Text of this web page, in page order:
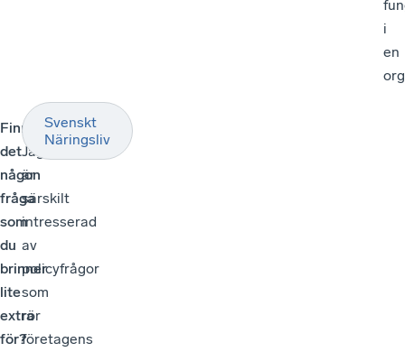
i
en
Finns
det
någon
fråga
som
du
brinner
lite
extra
för?
–
Jag
är
särskilt
intresserad
av
policyfrågor
som
rör
företagens
Svenskt
Näringsliv